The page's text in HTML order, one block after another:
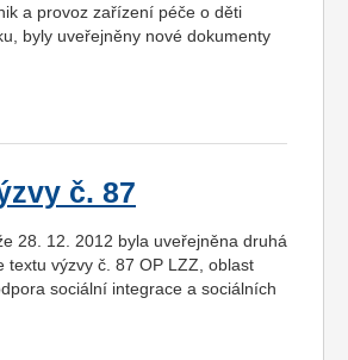
a provoz zařízení péče o děti
byly uveřejněny nové dokumenty
č. 87
28. 12. 2012 byla uveřejněna druhá
textu výzvy č. 87 OP LZZ, oblast
sociální integrace a sociálních